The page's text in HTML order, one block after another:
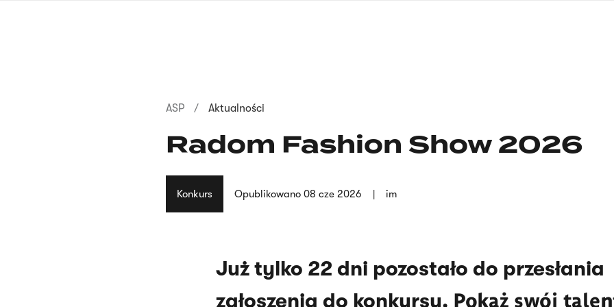
Ścieżka
nawigacyjna
ASP Aktualności
Radom Fashion Show 2026
Konkurs Opublikowano 08 cze 2026 im
Już tylko 22 dni pozostało do przesłania
zgłoszenia do konkursu. Pokaż swój